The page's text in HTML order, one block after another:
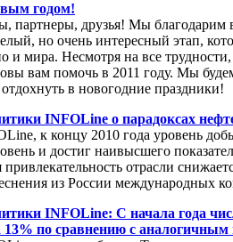
годом!
партнеры, друзья! Мы благодарим
но очень интересный этап,
и мира. Несмотря на все
вам помочь в 2011 году. Мы
в новогодние праздники!
INFOLine о парадоксах
к концу 2010 года уровень
и достиг наивысшего
отрасли
из России международных
INFOLine: С начала года
13% по сравнению с аналогичным